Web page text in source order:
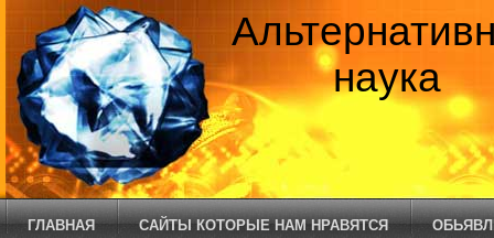
наука
ГЛАВНАЯ САЙТЫ КОТОРЫЕ НАМ НРАВЯТСЯ